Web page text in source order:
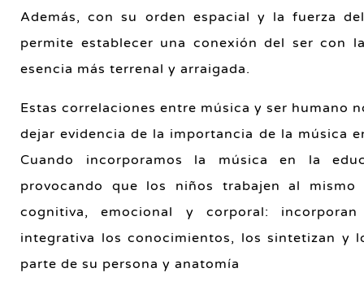
Además, con su orden espacial y la fuerza
permite establecer una conexión del ser con
esencia más terrenal y arraigada.
Estas correlaciones entre música y ser humano
dejar evidencia de la importancia de la música
Cuando incorporamos la música en la
provocando que los niños trabajen al
cognitiva, emocional y corporal:
integrativa los conocimientos, los sintetizan y
parte de su persona y anatomía